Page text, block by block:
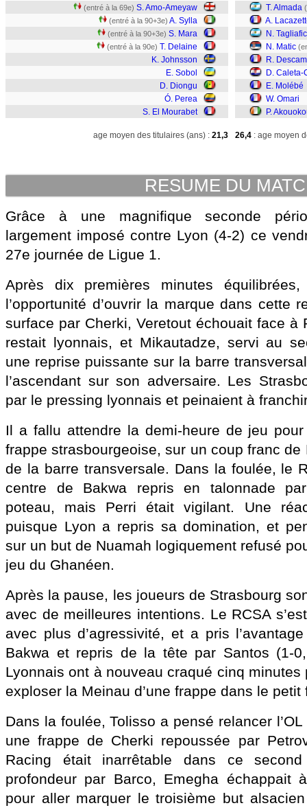
(entré à la 69e) S. Amo-Ameyaw
(entré à la 90+3e) A. Sylla
(entré à la 90+3e) S. Mara
(entré à la 90e) T. Delaine
K. Johnsson
E. Sobol
D. Diongu
Ó. Perea
S. El Mourabet
T. Almada
A.
N.
N. Matic
R.
D. Caleta-
E. Molébé
W. Omari
P.
age moyen des titulaires (ans) : 21,3 26,4 : age moyen
RESUME DU
Grâce à une magnifique seconde
largement imposé contre Lyon (4-2) ce
27e journée de Ligue 1.
Après dix premières minutes
l’opportunité d’ouvrir la marque dans cette
surface par Cherki, Veretout échouait face à
restait lyonnais, et Mikautadze, servi au
une reprise puissante sur la barre
l’ascendant sur son adversaire. Les
par le pressing lyonnais et peinaient à
Il a fallu attendre la demi-heure de jeu
frappe strasbourgeoise, sur un coup franc
de la barre transversale. Dans la foulée, le
centre de Bakwa repris en talonnade
poteau, mais Perri était vigilant. Une
puisque Lyon a repris sa domination, et
sur un but de Nuamah logiquement refusé
jeu du Ghanéen.
Après la pause, les joueurs de Strasbourg
avec de meilleures intentions. Le RCSA
avec plus d’agressivité, et a pris
Bakwa et repris de la tête par Santos (1-
Lyonnais ont à nouveau craqué cinq
exploser la Meinau d’une frappe dans le
Dans la foulée, Tolisso a pensé relancer
une frappe de Cherki repoussée par
Racing était inarrêtable dans ce
profondeur par Barco, Emegha échappait
pour aller marquer le troisième but